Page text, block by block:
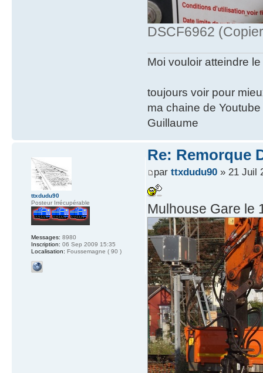
DSCF6962
Moi vouloir atteindre
toujours voir pour
ma chaine de
Guillaume
Re: Remorque
par ttxdudu90» 21 Juil
Mulhouse Gare le
ttxdudu90
Posteur Irrécupérable
Messages: 8980
Inscription: 06 Sep 2009 15:35
Localisation: Foussemagne ( 90 )